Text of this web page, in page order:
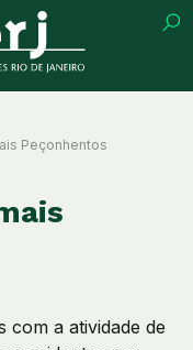
Peçonhentos
com a atividade de